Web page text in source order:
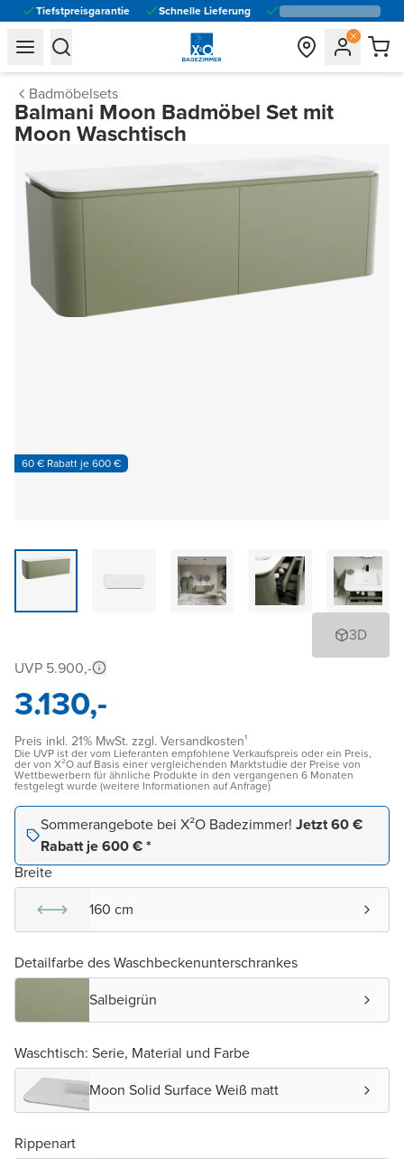
Tiefstpreisgarantie Schnelle Lieferung
general.navigation.toggle_menu.label
general.navigation.toggle_menu.label
Badmöbelsets
Balmani Moon Badmöbel Set mit
Moon Waschtisch
60 € Rabatt je 600 €
3D
UVP 5.900,-
3.130,-
Preis inkl. 21% MwSt. zzgl. Versandkosten¹
Die UVP ist der vom Lieferanten empfohlene Verkaufspreis oder ein Preis,
der von X²O auf Basis einer vergleichenden Marktstudie der Preise von
Wettbewerbern für ähnliche Produkte in den vergangenen 6 Monaten
festgelegt wurde (weitere Informationen auf Anfrage)
Sommerangebote bei X²O Badezimmer! Jetzt 60 €
Rabatt je 600 € *
Breite
160 cm
Detailfarbe des Waschbeckenunterschrankes
Salbeigrün
Waschtisch: Serie, Material und Farbe
Moon Solid Surface Weiß matt
Rippenart